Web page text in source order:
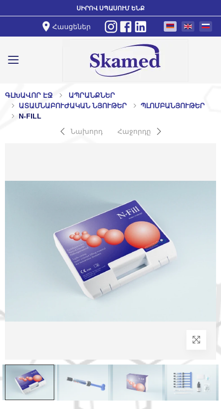
ՍԻՐՈՎ ՍՊԱՍՈՒՄ ԵՆՔ
Հասցեներ
Toggle mobile menu
ԳԼԽԱՎՈՐ ԷՋ
ԱՊՐԱՆՔՆԵՐ
ԱՏԱՄՆԱԲՈՒԺԱԿԱՆ ՆՅՈՒԹԵՐ
ՊԼՈՄԲԱՆՅՈՒԹԵՐ
N-FILL
Նախորդ
Հաջորդը